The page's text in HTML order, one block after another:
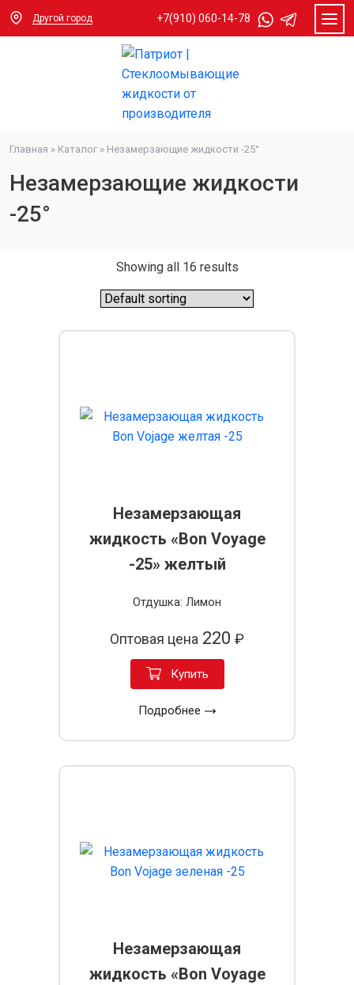
Другой город +7(910) 060-14-78
Главная » Каталог » Незамерзающие жидкости -25°
Незамерзающие жидкости
-25°
Showing all 16 results
Незамерзающая
жидкость «Bon Voyage
-25» желтый
Отдушка: Лимон
Оптовая цена 220 ₽
Купить
Подробнее
Незамерзающая
жидкость «Bon Voyage